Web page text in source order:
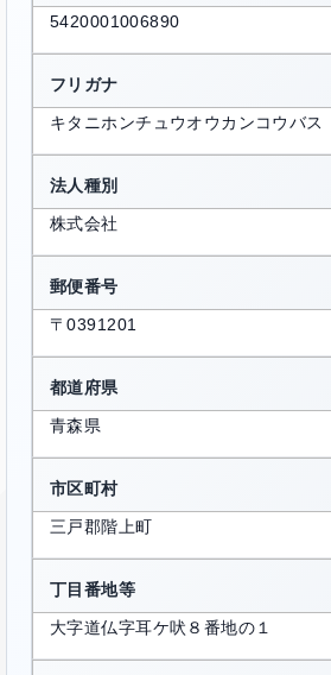
5420001006890
フリガナ
キタニホンチュウオウカンコウバス
法人種別
株式会社
郵便番号
〒0391201
都道府県
青森県
市区町村
三戸郡階上町
丁目番地等
大字道仏字耳ケ吠８番地の１